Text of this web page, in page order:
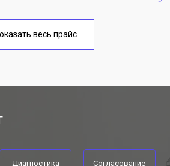
весь прайс
Диагностика Согласование